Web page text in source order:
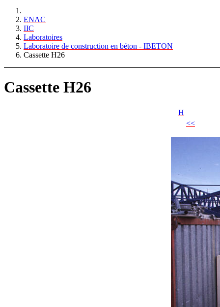
ENAC
IIC
Laboratoires
Laboratoire de construction en béton - IBETON
Cassette H26
Cassette H26
H
<<